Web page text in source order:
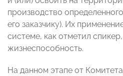
производство
его заказчику). Их
системе, как отметил
жизнеспособность.
На данном этапе от